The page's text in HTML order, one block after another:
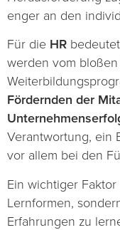
enger an den
Für die HR
werden vom
Fördernden der
Verantwortung, ein
vor allem bei den
Ein wichtiger
Lernformen,
Erfahrungen zu